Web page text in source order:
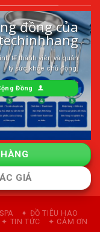
đồng của
tế thành viên và quản
lý sức khỏe chủ động.
Đồng
GIẢ
✦ ĐỒ TIÊU HAO
✦ TIN TỨC
✦ CẢM ƠN